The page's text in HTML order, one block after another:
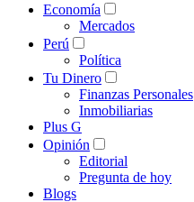
Economía
Mercados
Perú
Política
Tu Dinero
Finanzas Personales
Inmobiliarias
Plus G
Opinión
Editorial
Pregunta de hoy
Blogs